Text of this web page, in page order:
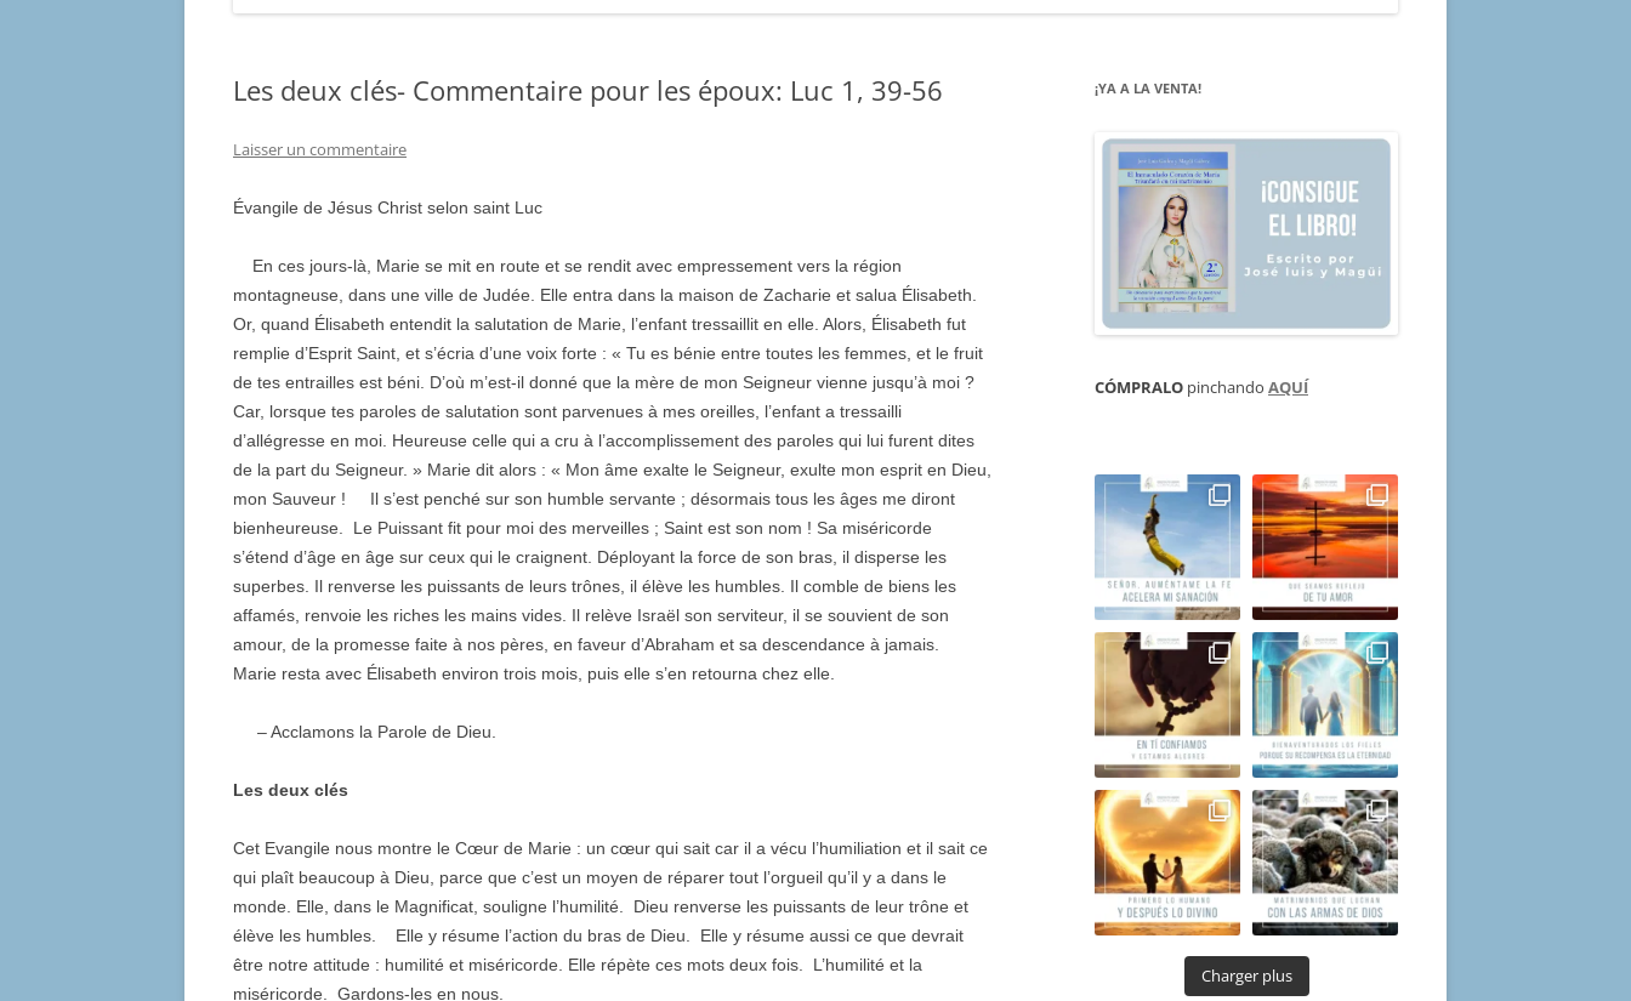
Les deux clés- Commentaire pour les époux: Luc 1, 39-56
Laisser un commentaire
Évangile de Jésus Christ selon saint Luc
En ces jours-là, Marie se mit en route et se rendit avec empressement vers la région
montagneuse, dans une ville de Judée. Elle entra dans la maison de Zacharie et salua Élisabeth.
Or, quand Élisabeth entendit la salutation de Marie, l’enfant tressaillit en elle. Alors, Élisabeth fut
remplie d’Esprit Saint, et s’écria d’une voix forte : « Tu es bénie entre toutes les femmes, et le fruit
de tes entrailles est béni. D’où m’est-il donné que la mère de mon Seigneur vienne jusqu’à moi ?
Car, lorsque tes paroles de salutation sont parvenues à mes oreilles, l’enfant a tressailli
d’allégresse en moi. Heureuse celle qui a cru à l’accomplissement des paroles qui lui furent dites
de la part du Seigneur. » Marie dit alors : « Mon âme exalte le Seigneur, exulte mon esprit en Dieu,
mon Sauveur ! Il s’est penché sur son humble servante ; désormais tous les âges me diront
bienheureuse. Le Puissant fit pour moi des merveilles ; Saint est son nom ! Sa miséricorde
s’étend d’âge en âge sur ceux qui le craignent. Déployant la force de son bras, il disperse les
superbes. Il renverse les puissants de leurs trônes, il élève les humbles. Il comble de biens les
affamés, renvoie les riches les mains vides. Il relève Israël son serviteur, il se souvient de son
amour, de la promesse faite à nos pères, en faveur d’Abraham et sa descendance à jamais.
Marie resta avec Élisabeth environ trois mois, puis elle s’en retourna chez elle.
– Acclamons la Parole de Dieu.
Les deux clés
Cet Evangile nous montre le Cœur de Marie : un cœur qui sait car il a vécu l’humiliation et il sait ce
qui plaît beaucoup à Dieu, parce que c’est un moyen de réparer tout l’orgueil qu’il y a dans le
monde. Elle, dans le Magnificat, souligne l’humilité. Dieu renverse les puissants de leur trône et
élève les humbles. Elle y résume l’action du bras de Dieu. Elle y résume aussi ce que devrait
être notre attitude : humilité et miséricorde. Elle répète ces mots deux fois. L’humilité et la
miséricorde. Gardons-les en nous.
¡YA A LA VENTA!
CÓMPRALO pinchando AQUÍ
Charger plus